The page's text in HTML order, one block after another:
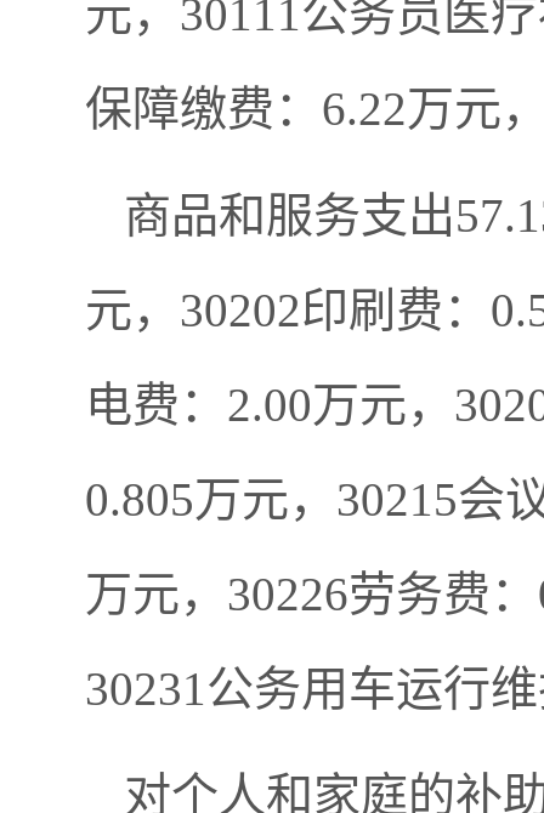
元，30111公务员医
保障缴费：6.22万元
商品和服务支出
元，30202印刷费：
电费：2.00万元，
0.805万元，30215会
万元，30226劳务费
30231公务用车运行
对个人和家庭的补